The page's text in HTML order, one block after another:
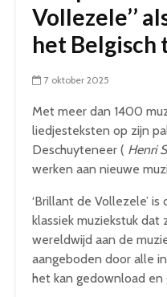
Vollezele’’
het Belgisch
7 oktober 2025
Met meer dan 1400
liedjesteksten op zijn
Deschuyteneer ( Henri
werken aan nieuwe
‘Brillant de Vollezele’
klassiek muziekstuk dat
wereldwijd aan de
aangeboden door alle
het kan gedownload